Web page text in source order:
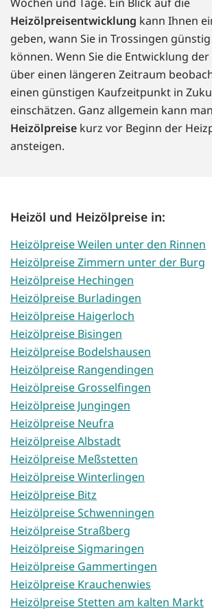
Heizölpreisentwicklung kann Ihnen
geben, wann Sie in Trossingen günstig
können. Wenn Sie die Entwicklung der
über einen längeren Zeitraum
einen günstigen Kaufzeitpunkt in
einschätzen. Ganz allgemein kann
Heizölpreise kurz vor Beginn der
ansteigen.
Heizöl und Heizölpreise in:
Heizölpreise Weilen unter den Rinnen
Heizölpreise Zimmern unter der Burg
Heizölpreise Hechingen
Heizölpreise Burladingen
Heizölpreise Haigerloch
Heizölpreise Bisingen
Heizölpreise Bodelshausen
Heizölpreise Rangendingen
Heizölpreise Grosselfingen
Heizölpreise Jungingen
Heizölpreise Neufra
Heizölpreise Albstadt
Heizölpreise Meßstetten
Heizölpreise Winterlingen
Heizölpreise Bitz
Heizölpreise Schwenningen
Heizölpreise Straßberg
Heizölpreise Sigmaringen
Heizölpreise Gammertingen
Heizölpreise Krauchenwies
Heizölpreise Stetten am kalten Markt